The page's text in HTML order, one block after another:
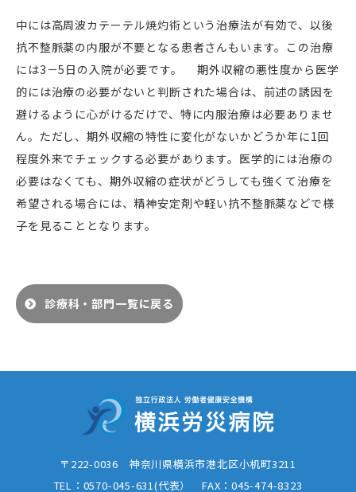
中には高周波カテーテル焼灼術という治療法が有効で、以後
抗不整脈薬の内服が不要となる患者さんもいます。この治療
には3－5日の入院が必要です。 期外収縮の悪性度から医学
的には治療の必要がないと判断された場合は、前述の誘因を
避けるように心がけるだけで、特に内服治療は必要ありませ
ん。ただし、期外収縮の特性に変化がないかどうか年に1回
程度外来でチェックする必要があります。医学的には治療の
必要はなくても、期外収縮の症状がどうしても強くて治療を
希望される場合には、精神安定剤や軽い抗不整脈薬などで様
子を見ることとなります。
診療科・部門一覧に戻る
〒222-0036 神奈川県横浜市港北区小机町3211
TEL：0570-045-631(代表） FAX：045-474-8323